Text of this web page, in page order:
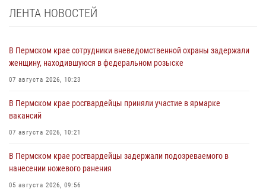
ЛЕНТА НОВОСТЕЙ
В Пермском крае сотрудники вневедомственной охраны задержали
женщину, находившуюся в федеральном розыске
07 августа 2026, 10:23
В Пермском крае росгвардейцы приняли участие в ярмарке
вакансий
07 августа 2026, 10:21
В Пермском крае росгвардейцы задержали подозреваемого в
нанесении ножевого ранения
05 августа 2026, 09:56